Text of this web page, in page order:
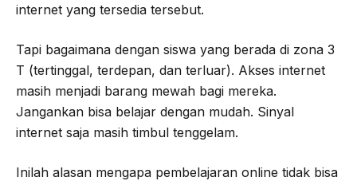
internet yang tersedia tersebut.
Tapi bagaimana dengan siswa yang berada di zona 3
T (tertinggal, terdepan, dan terluar). Akses internet
masih menjadi barang mewah bagi mereka.
Jangankan bisa belajar dengan mudah. Sinyal
internet saja masih timbul tenggelam.
Inilah alasan mengapa pembelajaran online tidak bisa